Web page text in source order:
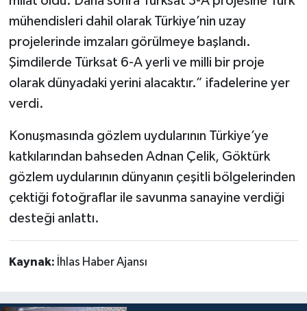
mühendisleri dahil olarak Türkiye’nin uzay
projelerinde imzaları görülmeye başlandı.
Şimdilerde Türksat 6-A yerli ve milli bir proje
olarak dünyadaki yerini alacaktır.” ifadelerine yer
verdi.
Konuşmasında gözlem uydularının Türkiye’ye
katkılarından bahseden Adnan Çelik, Göktürk
gözlem uydularının dünyanın çeşitli bölgelerinden
çektiği fotoğraflar ile savunma sanayine verdiği
desteği anlattı.
Kaynak: İhlas Haber Ajansı